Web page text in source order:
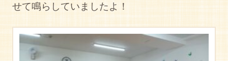
せて鳴らしていましたよ！